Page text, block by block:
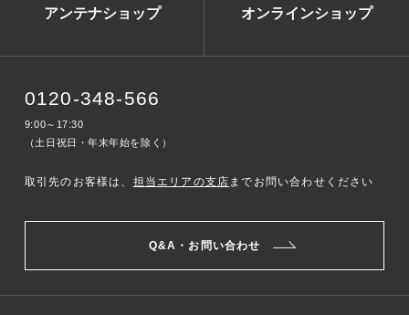
アンテナショップ オンラインショップ
0120-348-566
9:00～17:30
（土日祝日・年末年始を除く）
取引先のお客様は、 担当エリアの支店 までお問い合わせください
Q&A・お問い合わせ